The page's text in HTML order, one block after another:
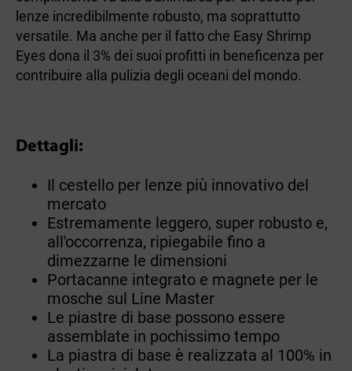
lenze incredibilmente robusto, ma soprattutto
versatile. Ma anche per il fatto che Easy Shrimp
Eyes dona il 3% dei suoi profitti in beneficenza per
contribuire alla pulizia degli oceani del mondo.
Dettagli:
Il cestello per lenze più innovativo del
mercato
Estremamente leggero, super robusto e,
all'occorrenza, ripiegabile fino a
dimezzarne le dimensioni
Portacanne integrato e magnete per le
mosche sul Line Master
Le piastre di base possono essere
assemblate in pochissimo tempo
La piastra di base è realizzata al 100% in